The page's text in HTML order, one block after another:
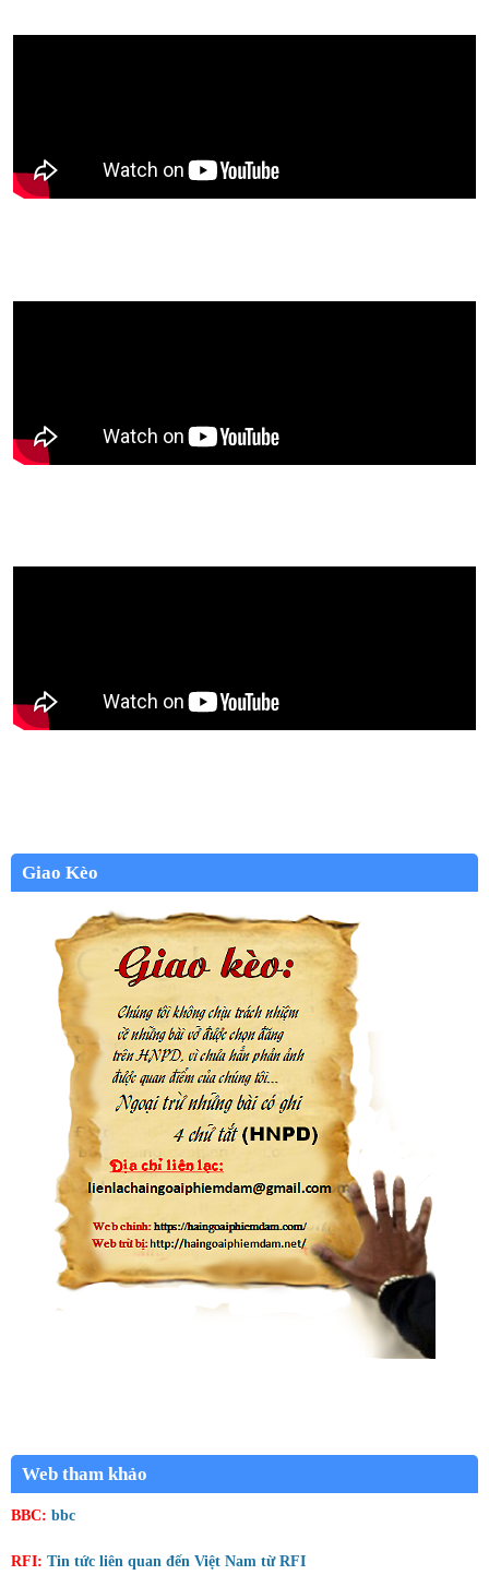
Giao Kèo
Web tham khảo
BBC: bbc
RFI: Tin tức liên quan đến Việt Nam từ RFI